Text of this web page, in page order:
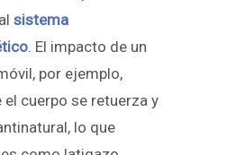
sistema
. El impacto de un
por ejemplo,
el cuerpo se retuerza y
lo que